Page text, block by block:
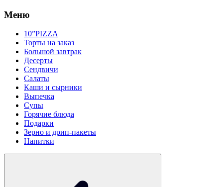
Меню
10”PIZZA
Торты на заказ
Большой завтрак
Десерты
Сендвичи
Салаты
Каши и сырники
Выпечка
Супы
Горячие блюда
Подарки
Зерно и дрип-пакеты
Напитки